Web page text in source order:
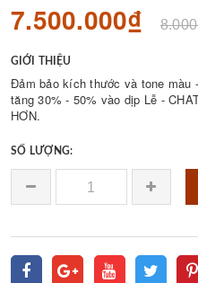
7.500.000₫
GIỚI THIỆU
Đảm bảo kích thước và tone màu
tăng 30% - 50% vào dịp Lễ -
HƠN.
SỐ LƯỢNG: